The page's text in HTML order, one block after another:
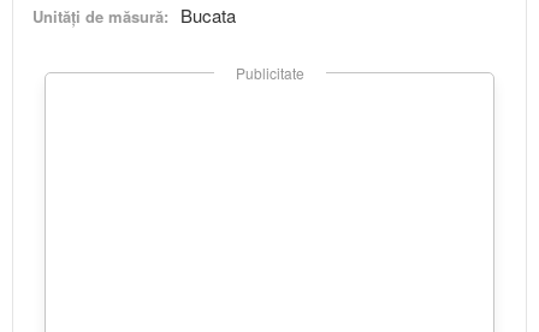
Unități de măsură: Bucata
Publicitate